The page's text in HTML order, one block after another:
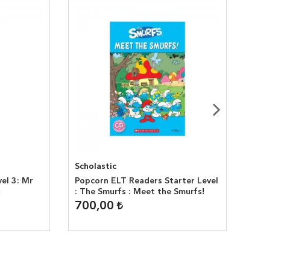
3: Mr
Scholastic
Popcorn ELT Readers Starter Level
: The Smurfs : Meet the Smurfs!
700,00